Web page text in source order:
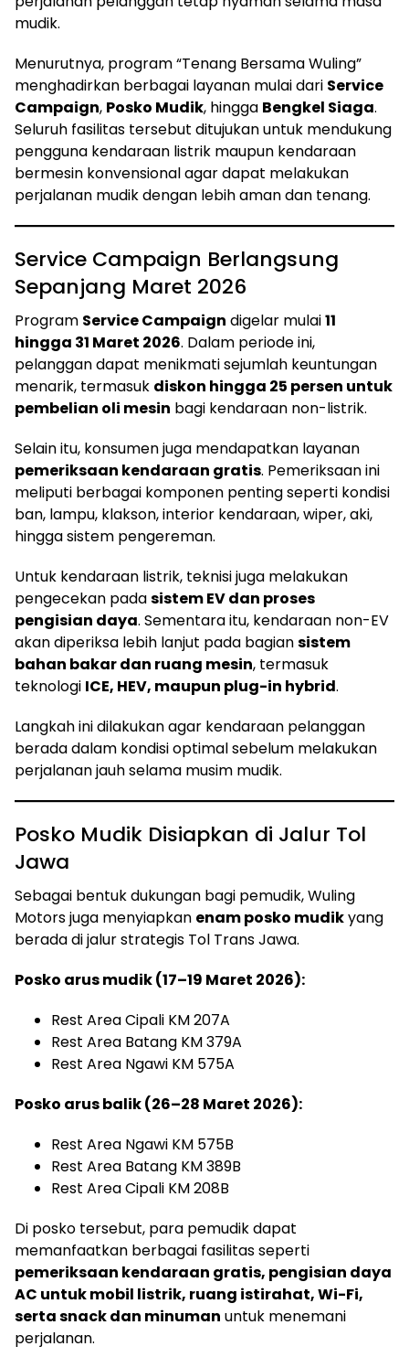
mudik.
Menurutnya, program “Tenang Bersama Wuling”
menghadirkan berbagai layanan mulai dari Service
Campaign, Posko Mudik, hingga Bengkel Siaga.
Seluruh fasilitas tersebut ditujukan untuk mendukung
pengguna kendaraan listrik maupun kendaraan
bermesin konvensional agar dapat melakukan
perjalanan mudik dengan lebih aman dan tenang.
Service Campaign Berlangsung
Sepanjang Maret 2026
Program Service Campaign digelar mulai11
hingga 31 Maret 2026. Dalam periode ini,
pelanggan dapat menikmati sejumlah keuntungan
menarik, termasuk diskon hingga 25 persen untuk
pembelian oli mesin bagi kendaraan non-listrik.
Selain itu, konsumen juga mendapatkan layanan
pemeriksaan kendaraan gratis. Pemeriksaan ini
meliputi berbagai komponen penting seperti kondisi
ban, lampu, klakson, interior kendaraan, wiper, aki,
hingga sistem pengereman.
Untuk kendaraan listrik, teknisi juga melakukan
pengecekan padasistem EV dan proses
pengisian daya. Sementara itu, kendaraan non-EV
akan diperiksa lebih lanjut pada bagiansistem
bahan bakar dan ruang mesin, termasuk
teknologi ICE, HEV, maupun plug-in hybrid.
Langkah ini dilakukan agar kendaraan pelanggan
berada dalam kondisi optimal sebelum melakukan
perjalanan jauh selama musim mudik.
Posko Mudik Disiapkan di Jalur Tol
Jawa
Sebagai bentuk dukungan bagi pemudik, Wuling
Motors juga menyiapkan enam posko mudikyang
berada di jalur strategis Tol Trans Jawa.
Posko arus mudik (17–19 Maret 2026):
Rest Area Cipali KM 207A
Rest Area Batang KM 379A
Rest Area Ngawi KM 575A
Posko arus balik (26–28 Maret 2026):
Rest Area Ngawi KM 575B
Rest Area Batang KM 389B
Rest Area Cipali KM 208B
Di posko tersebut, para pemudik dapat
memanfaatkan berbagai fasilitas seperti
pemeriksaan kendaraan gratis, pengisian daya
AC untuk mobil listrik, ruang istirahat, Wi-Fi,
serta snack dan minuman untuk menemani
perjalanan.